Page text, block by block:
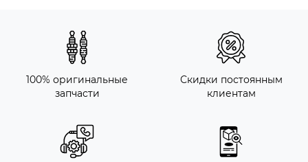
100% оригинальные
запчасти
Скидки постоянным
клиентам